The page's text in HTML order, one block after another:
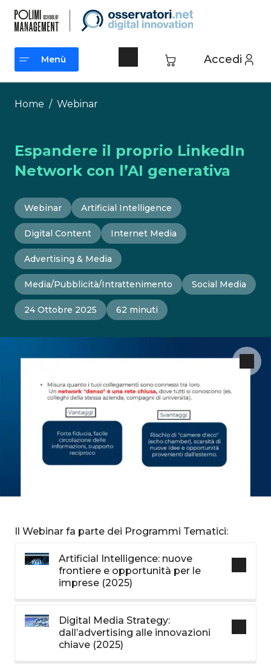
contenuto
Accedi
Menù
Menù
Home / Webinar
Espandere il proprio LinkedIn
Network con l’AI generativa
Webinar Artificial Intelligence
Digital Content Internet Media
Advertising & Media
Media/Pubblicità/Intrattenimento Social Media
24 Ottobre 2025 62 minuti
Il Webinar fa parte dei Programmi Tematici:
Artificial Intelligence: nuove
frontiere e opportunità per le
imprese (2025)
Digital Media Strategy:
dall’advertising alle innovazioni
chiave (2025)